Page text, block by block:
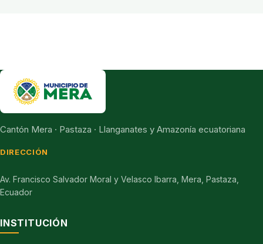
Cantón Mera · Pastaza · Llanganates y Amazonía ecuatoriana
DIRECCIÓN
Av. Francisco Salvador Moral y Velasco Ibarra, Mera, Pastaza,
Ecuador
INSTITUCIÓN